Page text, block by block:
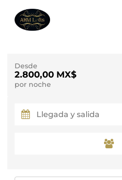
Desde
2.800,00 MX$
por noche